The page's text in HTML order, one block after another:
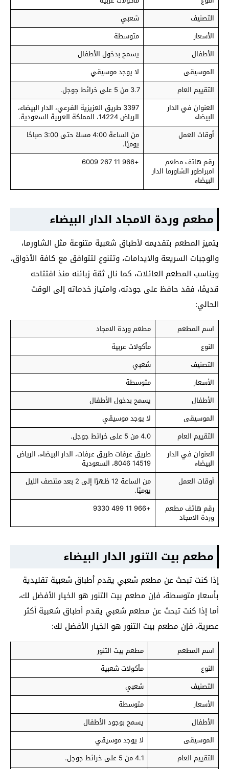
التصنيف
شعبي
الأسعار
متوسطة
الأطفال
يسمح بدخول الأطفال
الموسيقى
لا يوجد موسيقي
التقييم العام
3.7 من 5 على خرائط جوجل.
العنوان في الدار
البيضاء
3397 طريق العزيزية الفرعي، الدار البيضاء،
الرياض 14224، المملكة العربية السعودية.
أوقات العمل
من الساعة 4:00 مساءً حتى 3:00 صباحًا
يوميًا.
رقم هاتف مطعم
امبراطور الشاورما الدار
البيضاء
+966 11 267 6009
مطعم وردة الامجاد الدار البيضاء
يتميز المطعم بتقديمه لأطباق شعبية متنوعة مثل الشاورما،
والوجبات السريعة والايدامات، وتتنوع لتتوافق مع كافة الأذواق،
ويناسب المطعم العائلات، كما نال ثقة زبائنه منذ افتتاحه
قديمًا، فقد حافظ على جودته، وامتياز خدماته إلى الوقت
الحالي:
اسم المطعم
مطعم وردة الامجاد
النوع
مأكولات عربية
التصنيف
شعبي
الأسعار
متوسطة
الأطفال
يسمح بدخول الأطفال
الموسيقى
لا يوجد موسيقي
التقييم العام
4.0 من 5 على خرائط جوجل.
العنوان في الدار
البيضاء
طريق عرفات طريق عرفات، الدار البيضاء، الرياض
14519 8046، السعودية
أوقات العمل
من الساعة 12 ظهرًا إلى 2 بعد منتصف الليل
يوميًا.
رقم هاتف مطعم
وردة الامجاد
+966 11 499 9330
مطعم بيت التنور الدار البيضاء
إذا كنت تبحث عن مطعم شعبي يقدم أطباق شعبية تقليدية
بأسعار متوسطة، فإن مطعم بيت التنور هو الخيار الأفضل لك،
أما إذا كنت تبحث عن مطعم شعبي يقدم أطباق شعبية أكثر
عصرية، فإن مطعم بيت التنور هو الخيار الأفضل لك:
اسم المطعم
مطعم بيت التنور
النوع
مأكولات شعبية
التصنيف
شعبي
الأسعار
متوسطة
الأطفال
يسمح بوجود الأطفال
الموسيقى
لا يوجد موسيقي
التقييم العام
4.1 من 5 على خرائط جوجل.